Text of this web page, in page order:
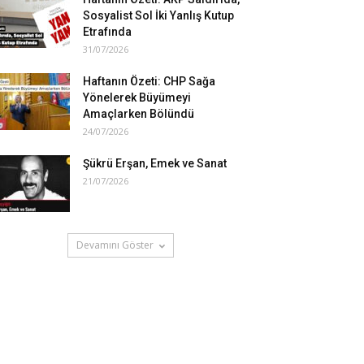
Sosyalist Sol İki Yanlış Kutup
Etrafında
31/07/2026
Haftanın Özeti: CHP Sağa
Yönelerek Büyümeyi
Amaçlarken Bölündü
24/07/2026
Şükrü Erşan, Emek ve Sanat
21/07/2026
Devamını Göster